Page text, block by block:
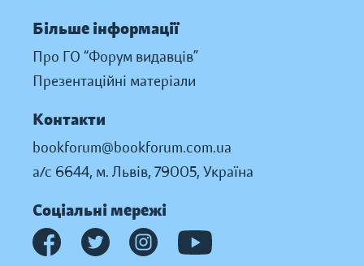
Більше інформації
Про ГО “Форум видавців”
Презентаційні матеріали
Контакти
bookforum@bookforum.com.ua
а/с 6644, м. Львів, 79005, Україна
Соціальні мережі